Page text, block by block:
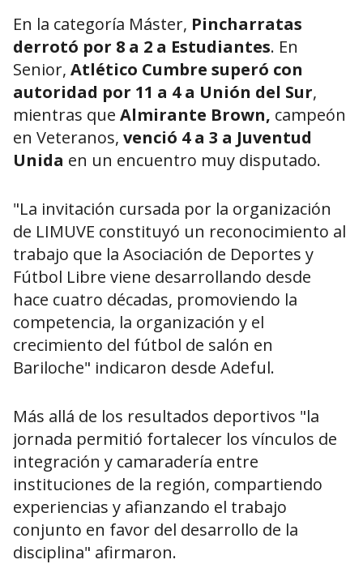
En la categoría Máster, Pincharratas
derrotó por 8 a 2 a Estudiantes. En
Senior, Atlético Cumbre superó con
autoridad por 11 a 4 a Unión del Sur,
mientras que Almirante Brown, campeón
en Veteranos, venció 4 a 3 a Juventud
Unida en un encuentro muy disputado.
"La invitación cursada por la organización
de LIMUVE constituyó un reconocimiento al
trabajo que la Asociación de Deportes y
Fútbol Libre viene desarrollando desde
hace cuatro décadas, promoviendo la
competencia, la organización y el
crecimiento del fútbol de salón en
Bariloche" indicaron desde Adeful.
Más allá de los resultados deportivos "la
jornada permitió fortalecer los vínculos de
integración y camaradería entre
instituciones de la región, compartiendo
experiencias y afianzando el trabajo
conjunto en favor del desarrollo de la
disciplina" afirmaron.